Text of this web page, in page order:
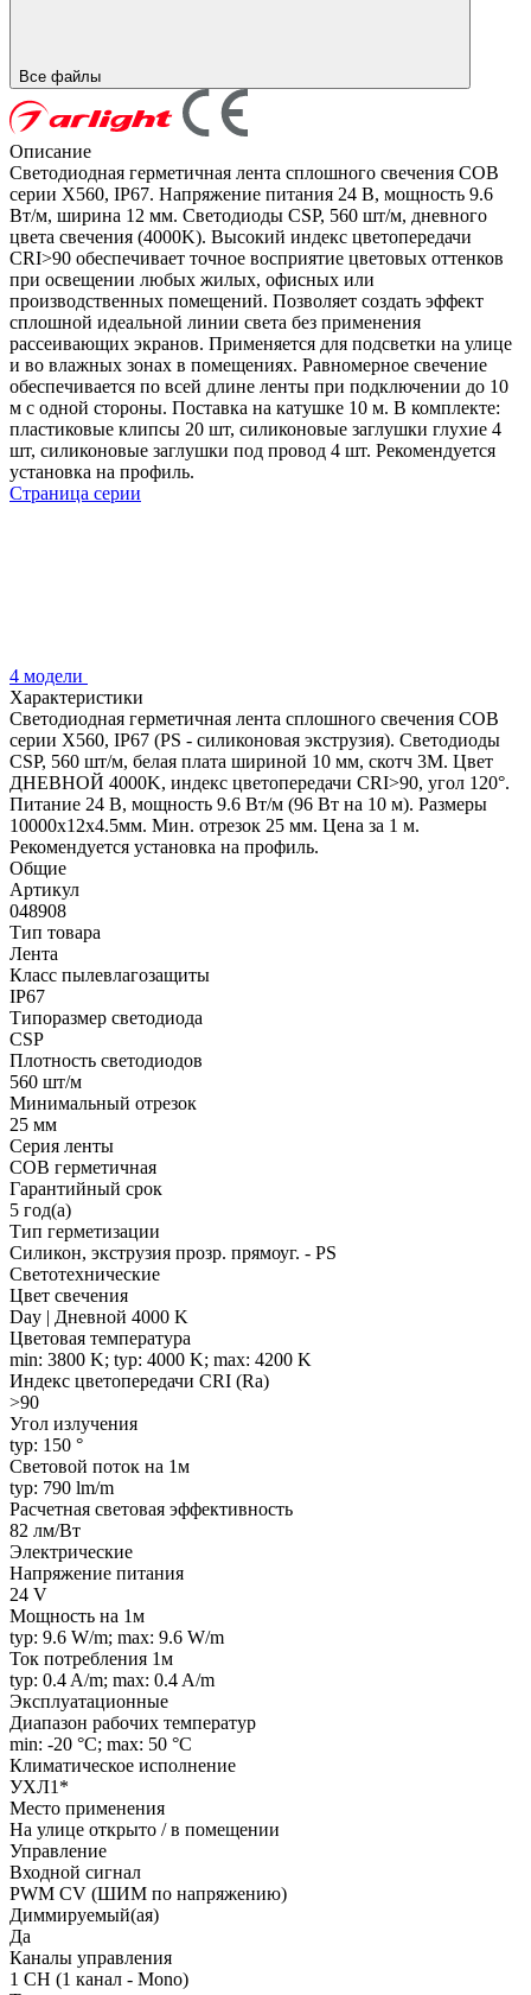
Все файлы
Описание
Светодиодная герметичная лента сплошного свечения COB
серии X560, IP67. Напряжение питания 24 В, мощность 9.6
Вт/м, ширина 12 мм. Светодиоды CSP, 560 шт/м, дневного
цвета свечения (4000K). Высокий индекс цветопередачи
CRI>90 обеспечивает точное восприятие цветовых оттенков
при освещении любых жилых, офисных или
производственных помещений. Позволяет создать эффект
сплошной идеальной линии света без применения
рассеивающих экранов. Применяется для подсветки на улице
и во влажных зонах в помещениях. Равномерное свечение
обеспечивается по всей длине ленты при подключении до 10
м с одной стороны. Поставка на катушке 10 м. В комплекте:
пластиковые клипсы 20 шт, силиконовые заглушки глухие 4
шт, силиконовые заглушки под провод 4 шт. Рекомендуется
установка на профиль.
Страница серии
4 модели
Характеристики
Светодиодная герметичная лента сплошного свечения COB
серии X560, IP67 (PS - силиконовая экструзия). Светодиоды
CSP, 560 шт/м, белая плата шириной 10 мм, скотч 3M. Цвет
ДНЕВНОЙ 4000K, индекс цветопередачи CRI>90, угол 120°.
Питание 24 В, мощность 9.6 Вт/м (96 Вт на 10 м). Размеры
10000x12x4.5мм. Мин. отрезок 25 мм. Цена за 1 м.
Рекомендуется установка на профиль.
Общие
Артикул
048908
Тип товара
Лента
Класс пылевлагозащиты
IP67
Типоразмер светодиода
CSP
Плотность светодиодов
560 шт/м
Минимальный отрезок
25 мм
Серия ленты
COB герметичная
Гарантийный срок
5 год(а)
Тип герметизации
Силикон, экструзия прозр. прямоуг. - PS
Светотехнические
Цвет свечения
Day | Дневной 4000 K
Цветовая температура
min: 3800 K; typ: 4000 K; max: 4200 K
Индекс цветопередачи CRI (Ra)
>90
Угол излучения
typ: 150 °
Световой поток на 1м
typ: 790 lm/m
Расчетная световая эффективность
82 лм/Вт
Электрические
Напряжение питания
24 V
Мощность на 1м
typ: 9.6 W/m; max: 9.6 W/m
Ток потребления 1м
typ: 0.4 A/m; max: 0.4 A/m
Эксплуатационные
Диапазон рабочих температур
min: -20 °C; max: 50 °C
Климатическое исполнение
УХЛ1*
Место применения
На улице открыто / в помещении
Управление
Входной сигнал
PWM СV (ШИМ по напряжению)
Диммируемый(ая)
Да
Каналы управления
1 CH (1 канал - Mono)